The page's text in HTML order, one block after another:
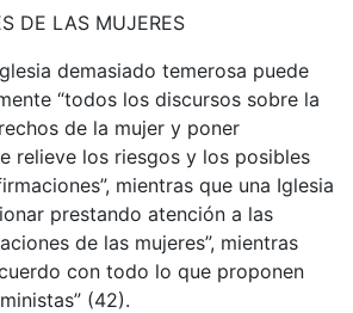
DE LAS MUJERES
demasiado temerosa puede
“todos los discursos sobre la
de la mujer y poner
relieve los riesgos y los posibles
mientras que una Iglesia
prestando atención a las
de las mujeres”, mientras
con todo lo que proponen
(42).